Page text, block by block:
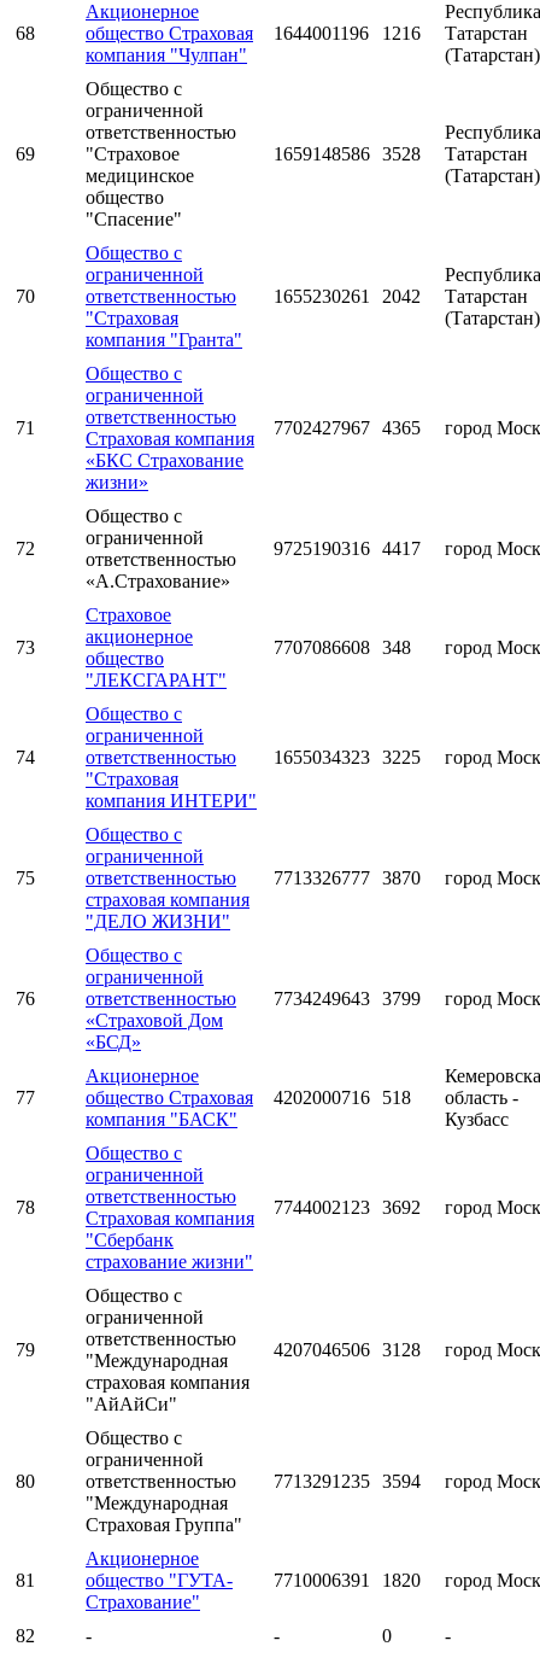
68
Акционерное
общество Страховая
компания "Чулпан"
1644001196 1216
Республика
Татарстан
(Татарстан)
69
Общество с
ограниченной
ответственностью
"Страховое
медицинское
общество
"Спасение"
1659148586 3528
Республика
Татарстан
(Татарстан)
70
Общество с
ограниченной
ответственностью
"Страховая
компания "Гранта"
1655230261 2042
Республика
Татарстан
(Татарстан)
71
Общество с
ограниченной
ответственностью
Страховая компания
«БКС Страхование
жизни»
7702427967 4365 город
72
Общество с
ограниченной
ответственностью
«А.Страхование»
9725190316 4417 город
73
Страховое
акционерное
общество
"ЛЕКСГАРАНТ"
7707086608 348 город
74
Общество с
ограниченной
ответственностью
"Страховая
компания ИНТЕРИ"
1655034323 3225 город
75
Общество с
ограниченной
ответственностью
страховая компания
"ДЕЛО ЖИЗНИ"
7713326777 3870 город
76
Общество с
ограниченной
ответственностью
«Страховой Дом
«БСД»
7734249643 3799 город
77
Акционерное
общество Страховая
компания "БАСК"
4202000716 518
область -
Кузбасс
78
Общество с
ограниченной
ответственностью
Страховая компания
"Сбербанк
страхование жизни"
7744002123 3692 город
79
Общество с
ограниченной
ответственностью
"Международная
страховая компания
"АйАйСи"
4207046506 3128 город
80
Общество с
ограниченной
ответственностью
"Международная
Страховая Группа"
7713291235 3594 город
81
Акционерное
общество "ГУТА-
Страхование"
7710006391 1820 город
82 - - 0 -